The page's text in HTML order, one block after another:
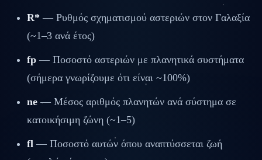
R* — Ρυθμός σχηματισμού αστεριών στον Γαλαξία
(~1–3 ανά έτος)
fp — Ποσοστό αστεριών με πλανητικά συστήματα
(σήμερα γνωρίζουμε ότι είναι ~100%)
ne — Μέσος αριθμός πλανητών ανά σύστημα σε
κατοικήσιμη ζώνη (~1–5)
fl — Ποσοστό αυτών όπου αναπτύσσεται ζωή